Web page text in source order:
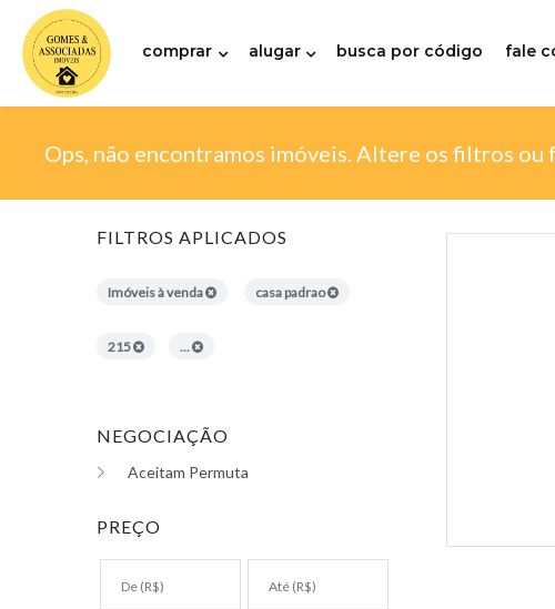
comprar alugar busca por código fale
Ops, não encontramos imóveis. Altere os filtros ou
FILTROS APLICADOS
Imóveis à venda casa padrao
215 ...
NEGOCIAÇÃO
Aceitam Permuta
PREÇO